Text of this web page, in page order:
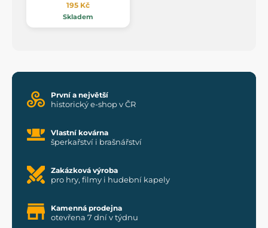
195 Kč
Skladem
První a největší
historický e-shop v ČR
Vlastní kovárna
šperkařství i brašnářství
Zakázková výroba
pro hry, filmy i hudební kapely
Kamenná prodejna
otevřena 7 dní v týdnu